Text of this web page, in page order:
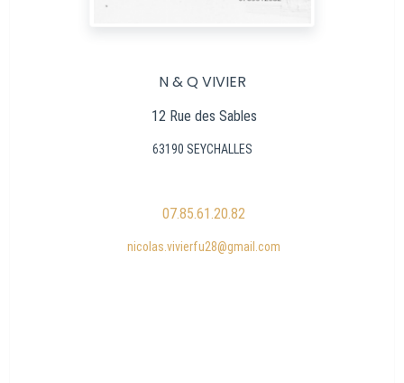
N & Q VIVIER
12 Rue des Sables
63190 SEYCHALLES
07.85.61.20.82
nicolas.vivierfu28@gmail.com